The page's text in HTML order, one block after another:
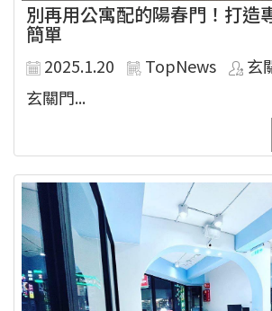
別再用公寓配的陽春門！打造
簡單
2025.1.20 TopNews
玄
玄關門...